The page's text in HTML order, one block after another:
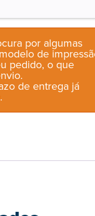
por algumas
de
pedido, o que
de entrega já